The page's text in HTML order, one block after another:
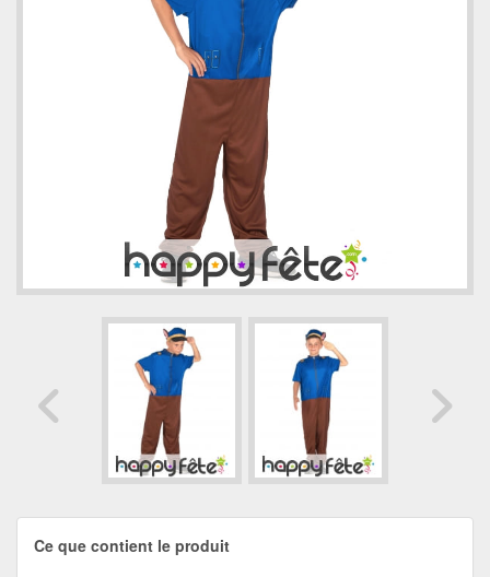
Ce que contient le produit